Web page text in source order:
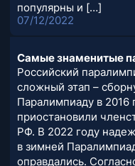
популярны и […]
07/12/2022
Самые знаменитые
Российский
сложный этап –
Паралимпиаду в 2016
приостановили
РФ. В 2022 году
в зимней
оправдались.